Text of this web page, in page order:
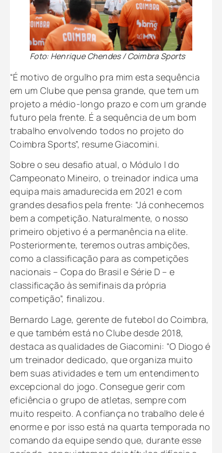
Foto: Henrique Chendes / Coimbra Sports
“É motivo de orgulho pra mim esta sequência
em um Clube que pensa grande, que tem um
projeto a médio-longo prazo e com um grande
futuro pela frente. É a sequência de um bom
trabalho envolvendo todos no projeto do
Coimbra Sports”, resume Giacomini.
Sobre o seu desafio atual, o Módulo I do
Campeonato Mineiro, o treinador indica uma
equipa mais amadurecida em 2021 e com
grandes desafios pela frente: “Já conhecemos
bem a competição. Naturalmente, o nosso
primeiro objetivo é a permanência na elite.
Posteriormente, teremos outras ambições,
como a classificação para as competições
nacionais – Copa do Brasil e Série D – e
classificação às semifinais da própria
competição”, finalizou.
Bernardo Lage, gerente de futebol do Coimbra,
e que também está no Clube desde 2018,
destaca as qualidades de Giacomini: “O Diogo é
um treinador dedicado, que organiza muito
bem suas atividades e tem um entendimento
excepcional do jogo. Consegue gerir com
eficiência o grupo de atletas, sempre com
muito respeito. A confiança no trabalho dele é
enorme e por isso está na quarta temporada no
comando da equipe sendo que, durante esse